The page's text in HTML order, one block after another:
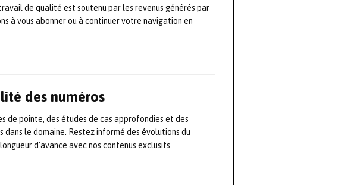
de qualité est soutenu par les revenus générés par
à vous abonner ou à continuer votre navigation en
des numéros
de pointe, des études de cas approfondies et des
le domaine. Restez informé des évolutions du
d’avance avec nos contenus exclusifs.
EikoSim organise donc une
de Massy. Au
succès de l’année écoulée,
d’un early adopter
L’occasion pour les industriels
devenir dans les mois à venir,
prometteur. Un rendez-